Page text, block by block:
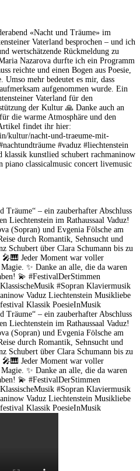
«Nacht und Träume» im
Vaterland besprochen – und ich
wertschätzende Rückmeldung zu
Nazarova durfte ich ein Programm
reichte und einen Bogen aus Poesie,
Umso mehr bedeutet es mir, dass
aufgenommen wurde. Ein
Vaterland für den
der Kultur 🙏 Danke auch an
die warme Atmosphäre und den
findet ihr hier:
kultur/nacht-und-traeume-mit-
#vaduz #liechtenstein
klassik kunstlied schubert rachmaninow
piano classicalmusic concert livemusic